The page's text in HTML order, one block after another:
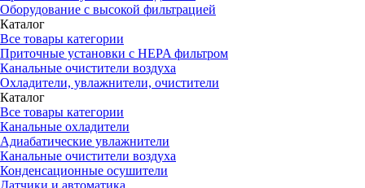
Оборудование с высокой фильтрацией
Каталог
Все товары категории
Приточные установки c HEPA фильтром
Канальные очистители воздуха
Охладители, увлажнители, очистители
Каталог
Все товары категории
Канальные охладители
Адиабатические увлажнители
Канальные очистители воздуха
Конденсационные осушители
Датчики и автоматика